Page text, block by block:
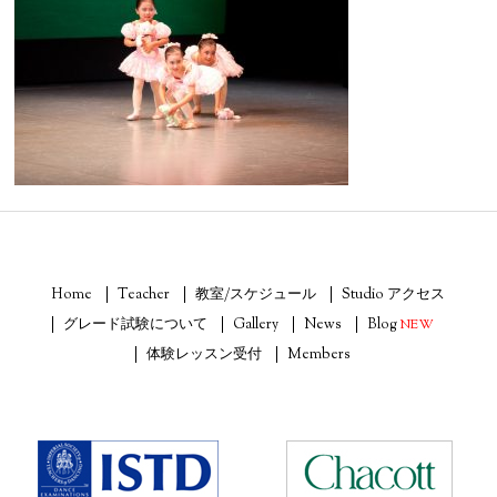
Home Teacher 教室/スケジュール
Studio アクセス
グレード試験について
Gallery News BlogNEW
体験レッスン受付
Members